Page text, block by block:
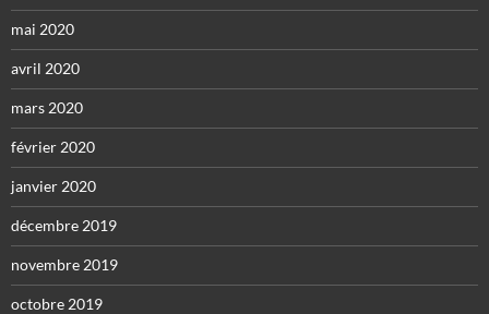
mai 2020
avril 2020
mars 2020
février 2020
janvier 2020
décembre 2019
novembre 2019
octobre 2019